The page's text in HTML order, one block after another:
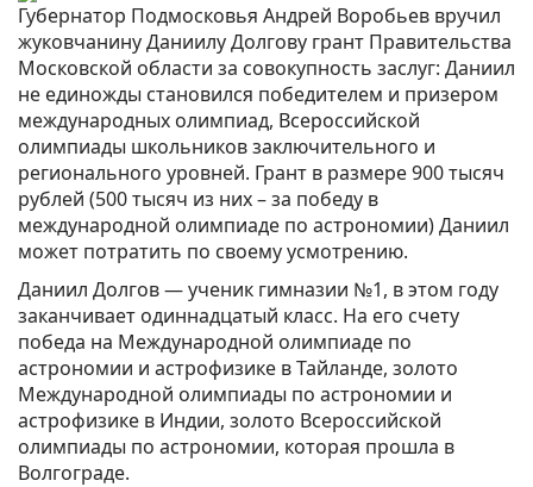
Губернатор Подмосковья Андрей Воробьев вручил
жуковчанину Даниилу Долгову грант Правительства
Московской области за совокупность заслуг: Даниил
не единожды становился победителем и призером
международных олимпиад, Всероссийской
олимпиады школьников заключительного и
регионального уровней. Грант в размере 900 тысяч
рублей (500 тысяч из них – за победу в
международной олимпиаде по астрономии) Даниил
может потратить по своему усмотрению.
Даниил Долгов — ученик гимназии №1, в этом году
заканчивает одиннадцатый класс. На его счету
победа на Международной олимпиаде по
астрономии и астрофизике в Тайланде, золото
Международной олимпиады по астрономии и
астрофизике в Индии, золото Всероссийской
олимпиады по астрономии, которая прошла в
Волгограде.